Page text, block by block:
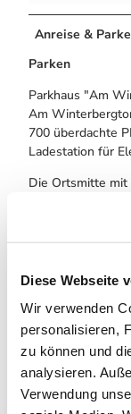
Diese Webseite
Wir verwenden
personalisieren,
zu können und
analysieren.
Verwendung
Anreise &
Parken
Parkhaus "Am
Am
700 überdachte
Ladestation für
Die Ortsmitte
Wandereinstieg
Bushaltestelle
Tourist-
Brockenstraße 7
38879
Tel. 039455 8680
info@schierke-